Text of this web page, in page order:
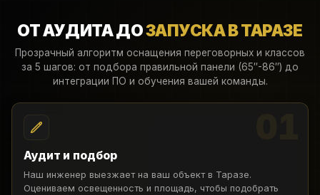
ОТ АУДИТА ДОЗАПУСКА В ТАРАЗЕ
Прозрачный алгоритм оснащения переговорных и классов
за 5 шагов: от подбора правильной панели (65″-86″) до
интеграции ПО и обучения вашей команды.
Аудит и подбор
Наш инженер выезжает на ваш объект в Таразе.
Оцениваем освещенность и площадь, чтобы подобрать